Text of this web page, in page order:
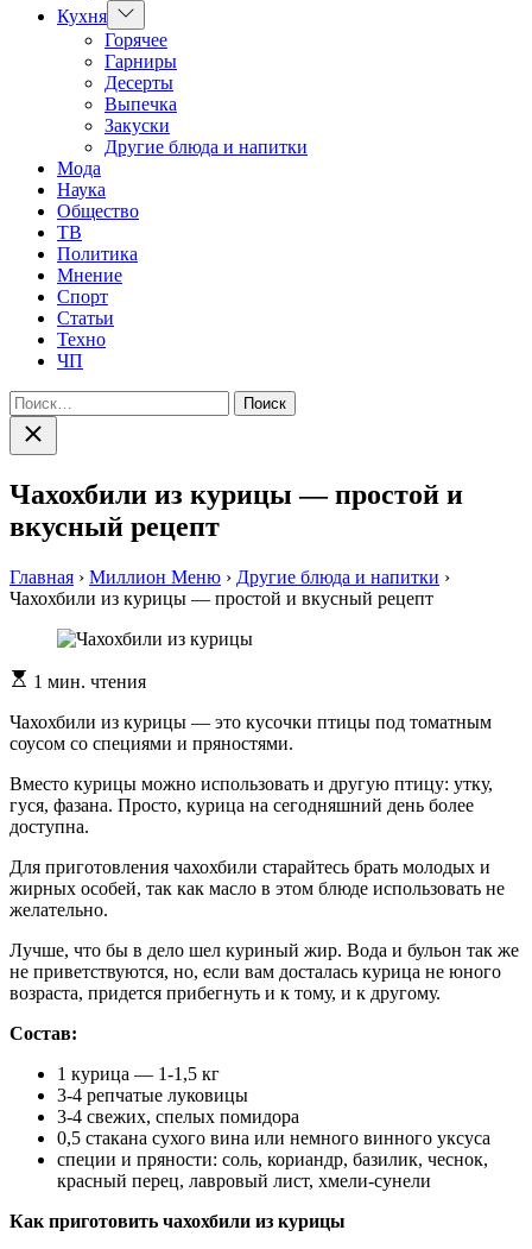
Кухня Показать
подменю
Горячее
Гарниры
Десерты
Выпечка
Закуски
Другие блюда и напитки
Мода
Наука
Общество
ТВ
Политика
Мнение
Спорт
Статьи
Техно
ЧП
Найти:
Закрыть
поиск
Чахохбили из курицы — простой и
вкусный рецепт
Главная › Миллион Меню › Другие блюда и напитки ›
Чахохбили из курицы — простой и вкусный рецепт
Расчетное
чтения
1 мин. чтения
Чахохбили из курицы — это кусочки птицы под томатным
соусом со специями и пряностями.
Вместо курицы можно использовать и другую птицу: утку,
гуся, фазана. Просто, курица на сегодняшний день более
доступна.
Для приготовления чахохбили старайтесь брать молодых и
жирных особей, так как масло в этом блюде использовать не
желательно.
Лучше, что бы в дело шел куриный жир. Вода и бульон так же
не приветствуются, но, если вам досталась курица не юного
возраста, придется прибегнуть и к тому, и к другому.
Состав:
1 курица — 1-1,5 кг
3-4 репчатые луковицы
3-4 свежих, спелых помидора
0,5 стакана сухого вина или немного винного уксуса
специи и пряности: соль, кориандр, базилик, чеснок,
красный перец, лавровый лист, хмели-сунели
Как приготовить чахохбили из курицы